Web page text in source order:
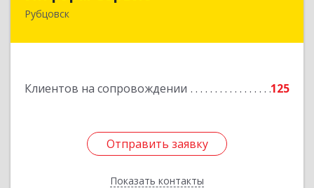
Рубцовск
Клиентов на сопровождении 125
Отправить заявку
Показать контакты
658204, Алтайский край, Рубцовск г, Алтайская
Отправить заявку
Назад